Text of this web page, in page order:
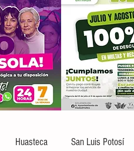
Huasteca San Luis Potosí